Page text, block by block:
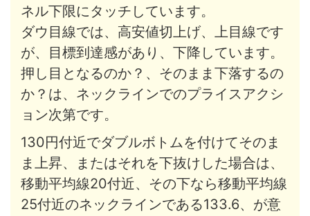
ネル下限にタッチしています。
ダウ目線では、高安値切上げ、上目線です
が、目標到達感があり、下降しています。
押し目となるのか？、そのまま下落するの
か？は、ネックラインでのプライスアクシ
ョン次第です。
130円付近でダブルボトムを付けてそのま
ま上昇、またはそれを下抜けした場合は、
移動平均線20付近、その下なら移動平均線
25付近のネックラインである133.6、が意